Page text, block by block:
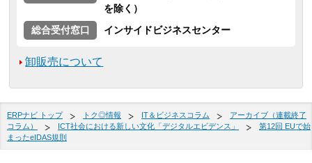
を除く）
総合受付窓口
インサイドビジネスセンター
卸販売について
ERPナビ トップ トク◎情報 IT＆ビジネスコラム
アーカイブ（連載終了
コラム）
ICT社会における新しい文化「デジタルエビデンス」
第12回 EUで始
まったeIDAS規則